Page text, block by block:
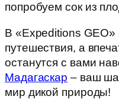
попробуем сок из
В «Expeditions
путешествия, а
останутся с вами
Мадагаскар – ваш
мир дикой природы!